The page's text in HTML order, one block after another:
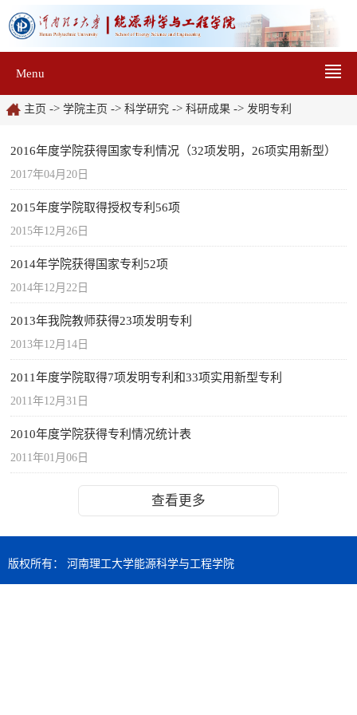
Menu
主页 -> 学院主页 -> 科学研究 -> 科研成果 -> 发明专利
2016年度学院获得国家专利情况（32项发明，26项实用新型）
2017年04月20日
2015年度学院取得授权专利56项
2015年12月26日
2014年学院获得国家专利52项
2014年12月22日
2013年我院教师获得23项发明专利
2013年12月14日
2011年度学院取得7项发明专利和33项实用新型专利
2011年12月31日
2010年度学院获得专利情况统计表
2011年01月06日
查看更多
版权所有： 河南理工大学能源科学与工程学院